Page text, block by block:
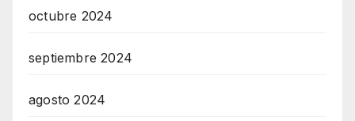
octubre 2024
septiembre 2024
agosto 2024